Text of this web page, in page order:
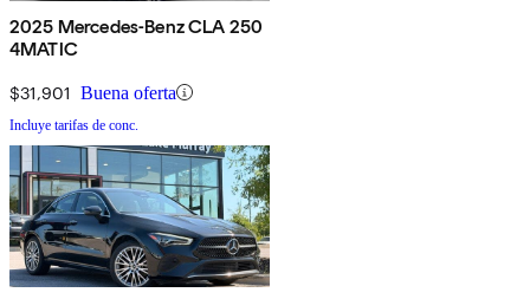
2025 Mercedes-Benz CLA 250
4MATIC
$31,901 Buena oferta
Incluye tarifas de conc.